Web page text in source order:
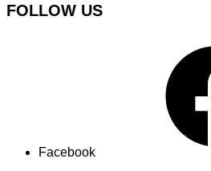
FOLLOW US
Facebook